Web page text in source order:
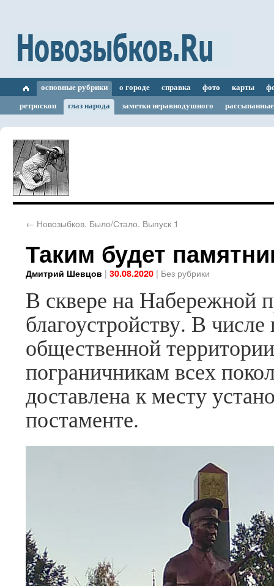
основные рубрики о городе справка фото карты
ретроскоп
глаз народа заметки неравнодушного
← Новозыбков. Было/Стало. Выпуск 1
Таким будет
Дмитрий Шевцов | 30.08.2020 | Без рубрики
В сквере на Набережной
благоустройству. В
общественной
пограничникам всех
доставлена к месту
постаменте.